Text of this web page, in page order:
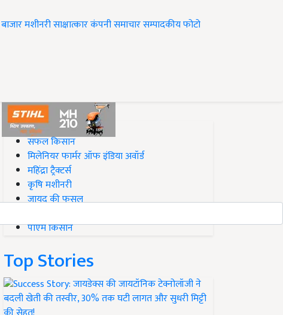
बाजारमशीनरीसाक्षात्कारकंपनी समाचारसम्पादकीयफोटो
#Top on Krishi Jagran
सफल किसान
मिलेनियर फार्मर ऑफ इंडिया अवॉर्ड
महिंद्रा ट्रैक्टर्स
कृषि मशीनरी
जायद की फसल
पीएम किसान
Top Stories